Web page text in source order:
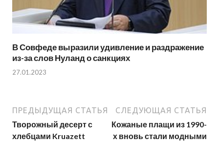
В Совфеде выразили удивление и раздражение
из-за слов Нуланд о санкциях
27.01.2023
ПРЕДЫДУЩАЯ СТАТЬЯ
Творожный десерт с
хлебцами Kruazett
СЛЕДУЮЩАЯ СТАТЬЯ
Кожаные плащи из 1990-
х вновь стали модными